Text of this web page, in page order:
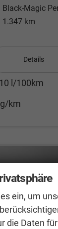
1.347 km
Details
l/100km
km
ein, um
die Daten